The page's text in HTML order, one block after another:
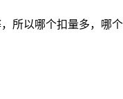
所以哪个扣量多，哪